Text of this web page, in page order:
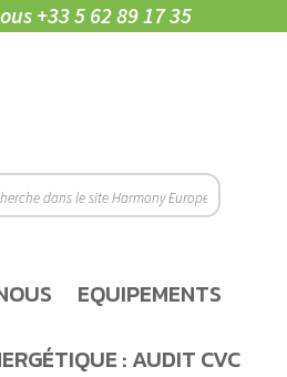
+33 5 62 89 17 35
EQUIPEMENTS
: AUDIT CVC